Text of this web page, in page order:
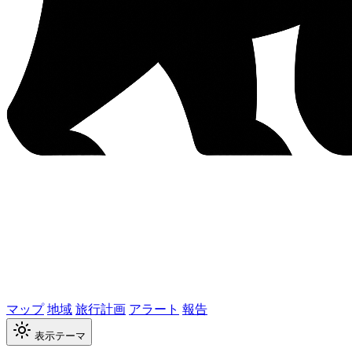
マップ地域旅行計画 アラート 報告
表示テーマ